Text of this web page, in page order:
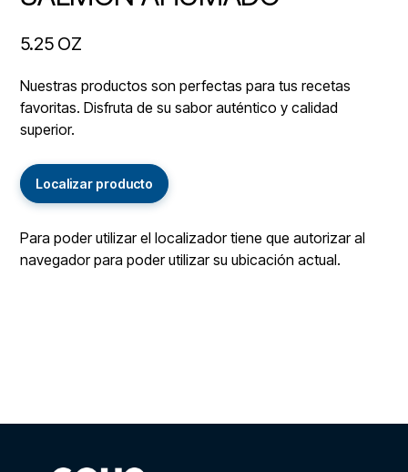
5.25 OZ
Nuestras productos son perfectas para tus recetas
favoritas. Disfruta de su sabor auténtico y calidad
superior.
Localizar producto
Para poder utilizar el localizador tiene que autorizar al
navegador para poder utilizar su ubicación actual.